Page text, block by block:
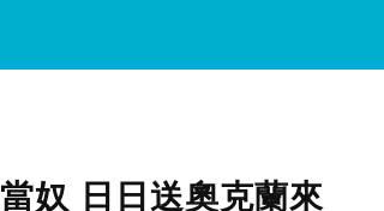
奴 日日送奧克蘭來